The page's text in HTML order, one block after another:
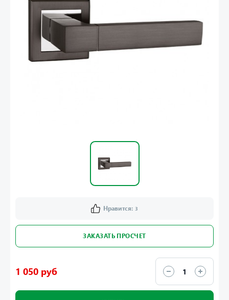
Нравится: 3
ЗАКАЗАТЬ ПРОСЧЕТ
1 050 руб